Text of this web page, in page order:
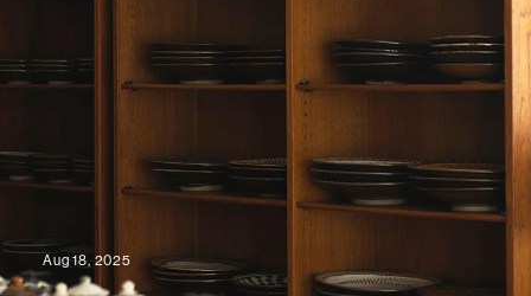
Aug 18, 2025